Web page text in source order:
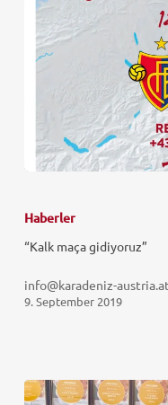
Haberler
“Kalk maça gidiyoruz”
info@karadeniz-austria.at
9. September 2019